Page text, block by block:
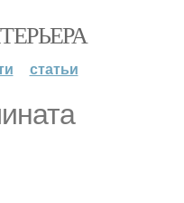
статьи